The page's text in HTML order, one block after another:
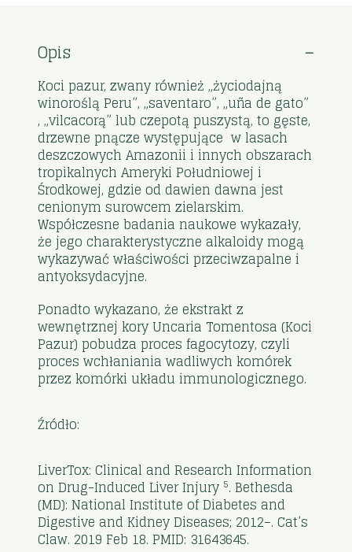
Opis
Koci pazur, zwany również „życiodajną
winoroślą Peru”, „saventaro”, „uña de gato”
, „vilcacorą” lub czepotą puszystą, to gęste,
drzewne pnącze występujące w lasach
deszczowych Amazonii i innych obszarach
tropikalnych Ameryki Południowej i
Środkowej, gdzie od dawien dawna jest
cenionym surowcem zielarskim.
Współczesne badania naukowe wykazały,
że jego charakterystyczne alkaloidy mogą
wykazywać właściwości przeciwzapalne i
antyoksydacyjne.
Ponadto wykazano, że ekstrakt z
wewnętrznej kory Uncaria Tomentosa (Koci
Pazur) pobudza proces fagocytozy, czyli
proces wchłaniania wadliwych komórek
przez komórki układu immunologicznego.
Źródło:
LiverTox: Clinical and Research Information
on Drug-Induced Liver Injury 5. Bethesda
(MD): National Institute of Diabetes and
Digestive and Kidney Diseases; 2012–. Cat’s
Claw. 2019 Feb 18. PMID: 31643645.